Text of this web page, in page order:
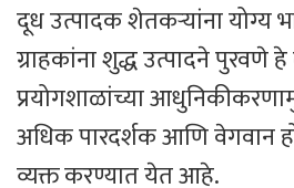
दूध उत्पादक शेतकऱ्यांना
ग्राहकांना शुद्ध उत्पादने पुरवणे
प्रयोगशाळांच्या
अधिक पारदर्शक आणि वेगवान
व्यक्त करण्यात येत आहे.